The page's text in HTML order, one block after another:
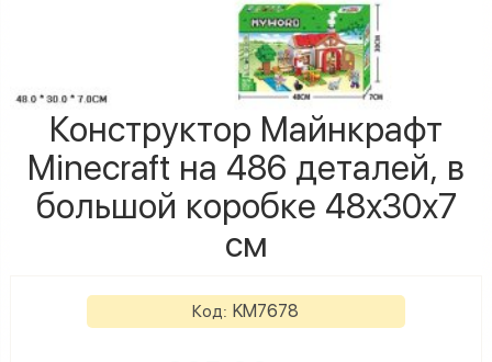
Конструктор Майнкрафт
Minecraft на 486 деталей, в
большой коробке 48х30х7
см
Код: KM7678